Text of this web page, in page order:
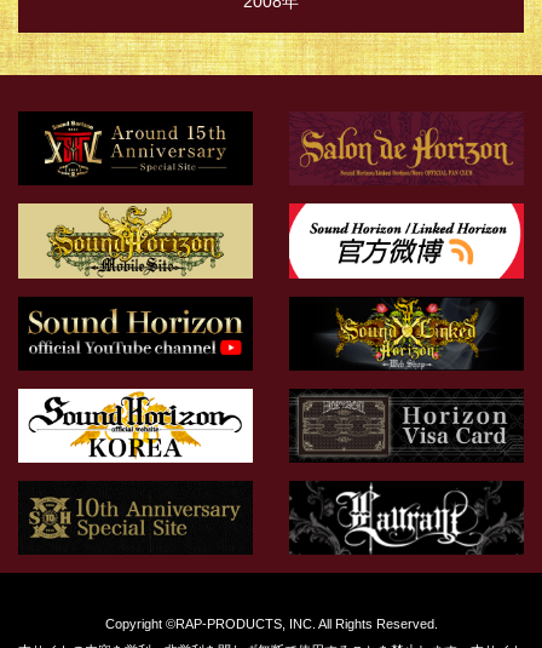
Copyright ©RAP-PRODUCTS, INC. All Rights Reserved.